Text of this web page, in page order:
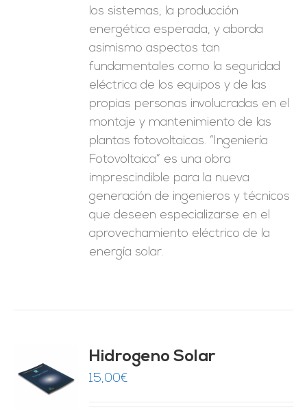
los sistemas, la producción
energética esperada, y aborda
asimismo aspectos tan
fundamentales como la seguridad
eléctrica de los equipos y de las
propias personas involucradas en el
montaje y mantenimiento de las
plantas fotovoltaicas. “Ingeniería
Fotovoltaica” es una obra
imprescindible para la nueva
generación de ingenieros y técnicos
que deseen especializarse en el
aprovechamiento eléctrico de la
energía solar.
Hidrogeno Solar
15,00€